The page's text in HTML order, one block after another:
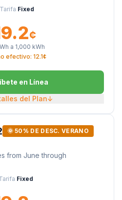
Fixed
¢
a 1,000 kWh
efectivo: 12.1¢
en Línea
del Plan↓
🌞 50% DE DESC. VERANO
from June through
Fixed